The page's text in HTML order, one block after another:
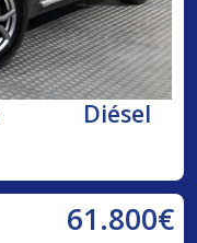
Diésel
61.800€